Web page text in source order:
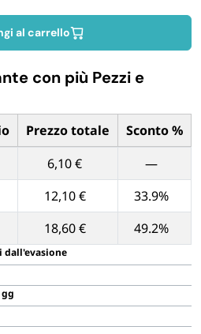
al carrello
con più Pezzi e
base alla quantità di Pezzi
Prezzo totale
Sconto %
6,10 €
—
12,10 €
33.9%
18,60 € 49.2%
dall'evasione
gg